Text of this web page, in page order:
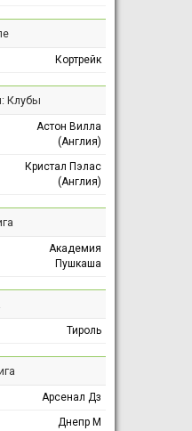
Кортрейк
Клубы
Астон Вилла
(Англия)
Кристал Пэлас
(Англия)
Академия
Пушкаша
Тироль
Арсенал Дз
Днепр М